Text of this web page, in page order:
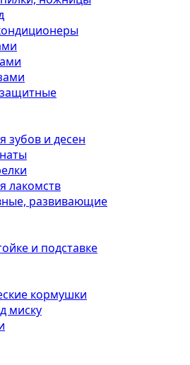
зубов и десен
лакомств
развивающие
и подставке
кормушки
миску